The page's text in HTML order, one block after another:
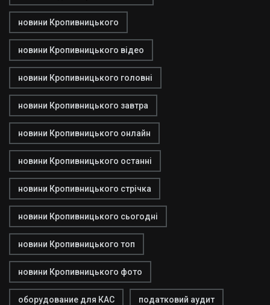
новини Кропивницького
новини Кропивницького відео
новини Кропивницького головні
новини Кропивницького завтра
новини Кропивницького онлайн
новини Кропивницького останні
новини Кропивницького стрічка
новини Кропивницького сьогодні
новини Кропивницького топ
новини Кропивницького фото
оборудование для КАС податковий аудит